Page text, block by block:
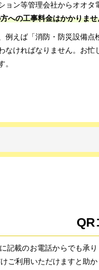
ョン等管理会社からオオ
への工事料金はかかりま
例えば「消防・防災設備
なければなりません。お
。
QR
記載のお電話からでも承
ご利用いただけますと助